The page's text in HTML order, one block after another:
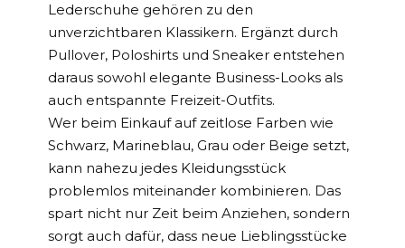
Lederschuhe gehören zu den
unverzichtbaren Klassikern. Ergänzt durch
Pullover, Poloshirts und Sneaker entstehen
daraus sowohl elegante Business-Looks als
auch entspannte Freizeit-Outfits.
Wer beim Einkauf auf zeitlose Farben wie
Schwarz, Marineblau, Grau oder Beige setzt,
kann nahezu jedes Kleidungsstück
problemlos miteinander kombinieren. Das
spart nicht nur Zeit beim Anziehen, sondern
sorgt auch dafür, dass neue Lieblingsstücke